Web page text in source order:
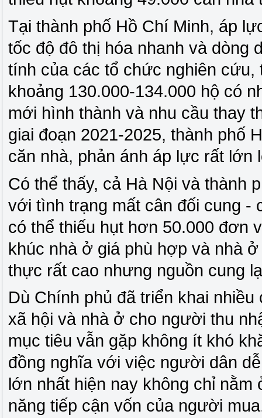
Tại thành phố Hồ Chí Minh, áp
tốc độ đô thị hóa nhanh và dòng
tính của các tổ chức nghiên cứu,
khoảng 130.000-134.000 hộ có
mới hình thành và nhu cầu thay
giai đoạn 2021-2025, thành phố
căn nhà, phản ánh áp lực rất lớn
Có thể thấy, cả Hà Nội và thành
với tình trạng mất cân đối cung -
có thể thiếu hụt hơn 50.000 đơn
khúc nhà ở giá phù hợp và nhà
thực rất cao nhưng nguồn cung
Dù Chính phủ đã triển khai
xã hội và nhà ở cho người thu
mục tiêu vẫn gặp không ít khó
đồng nghĩa với việc người dân
lớn nhất hiện nay không chỉ
năng tiếp cận vốn của người